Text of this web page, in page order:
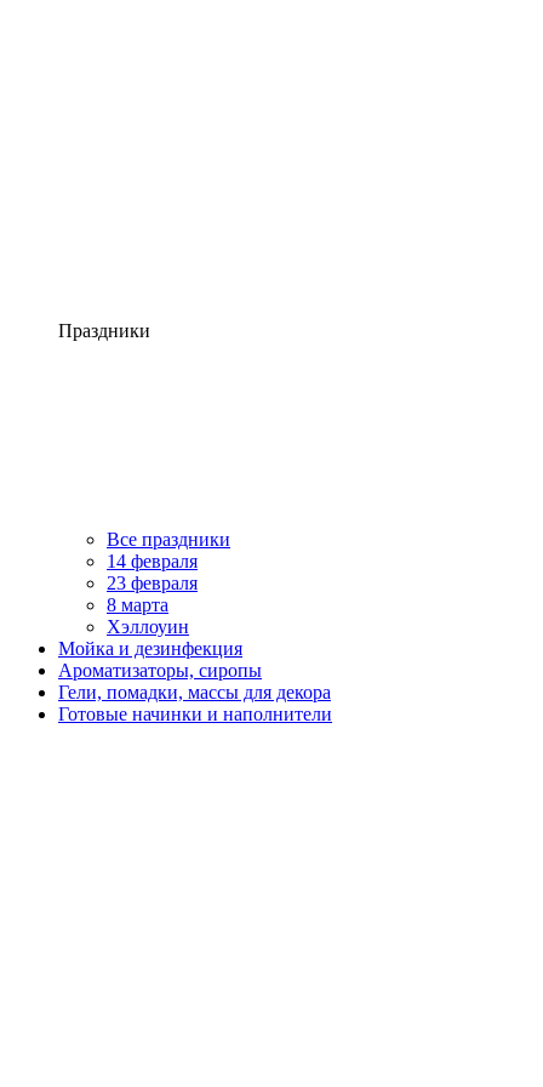
Праздники
Все праздники
14 февраля
23 февраля
8 марта
Хэллоуин
Мойка и дезинфекция
Ароматизаторы, сиропы
Гели, помадки, массы для декора
Готовые начинки и наполнители